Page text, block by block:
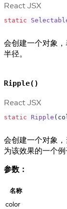
React JSX
static
会创建一个对象
半径。
Ripple()
React JSX
static Ripple (
会创建一个对象
为该效果的一个
参数：
名称
color